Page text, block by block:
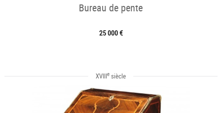
Bureau de pente
25 000 €
XVIIIe siècle